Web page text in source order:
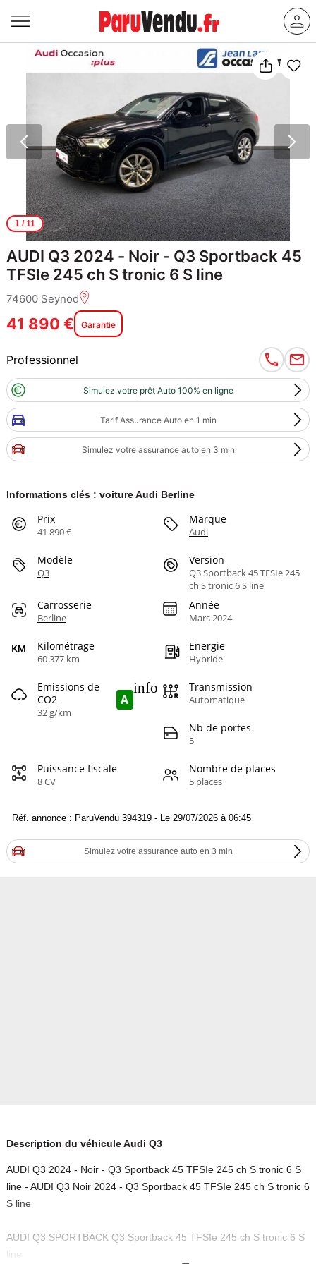
1/ 11
AUDI Q3 2024 - Noir - Q3 Sportback 45
TFSIe 245 ch S tronic 6 S line
74600 Seynod
41 890 € Garantie
Professionnel
Simulez votre prêt Auto 100% en ligne
Tarif Assurance Auto en 1 min
Simulez votre assurance auto en 3 min
Informations clés : voiture Audi Berline
Prix
41 890 €
Marque
Audi
Modèle
Q3
Version
Q3 Sportback 45 TFSIe 245
ch S tronic 6 S line
Carrosserie
Berline
Année
Mars 2024
Kilométrage
60 377 km
Energie
Hybride
Emissions de
CO2
32 g/km
A
info Transmission
Automatique
Nb de portes
5
Puissance fiscale
8 CV
Nombre de places
5 places
Réf. annonce : ParuVendu 394319 - Le 29/07/2026 à 06:45
Simulez votre assurance auto en 3 min
Description du véhicule Audi Q3
AUDI Q3 2024 - Noir - Q3 Sportback 45 TFSIe 245 ch S tronic 6 S
line - AUDI Q3 Noir 2024 - Q3 Sportback 45 TFSIe 245 ch S tronic 6
S line
AUDI Q3 SPORTBACK Q3 Sportback 45 TFSIe 245 ch S tronic 6 S
line